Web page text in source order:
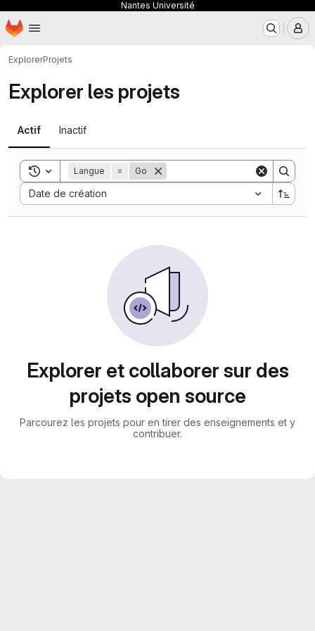
Nantes Université
Passer au contenu principal
Page d'accueil
ExplorerProjets
Explorer les projets
Actif Inactif
Toggle search history
Langue = Go
Date de création
Sort by:
Explorer et collaborer sur des
projets open source
Parcourez les projets pour en tirer des enseignements et y
contribuer.